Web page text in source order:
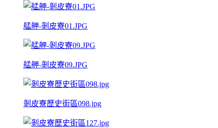
艋舺-剝皮寮01.JPG
艋舺-剝皮寮09.JPG
剝皮寮歷史街區098.jpg